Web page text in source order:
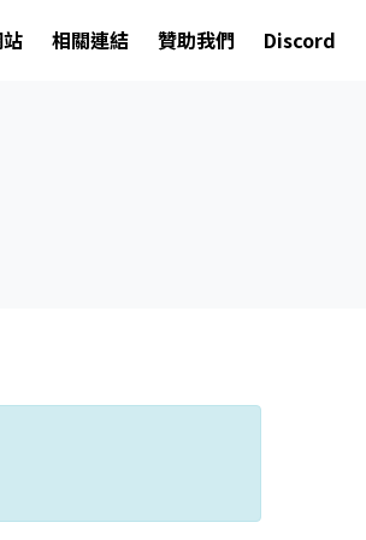
相關連結 贊助我們 Discord